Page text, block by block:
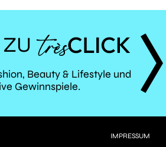
TRÈS
CLICK
Beauty & Lifestyle und
Gewinnspiele.
IMPRESSUM